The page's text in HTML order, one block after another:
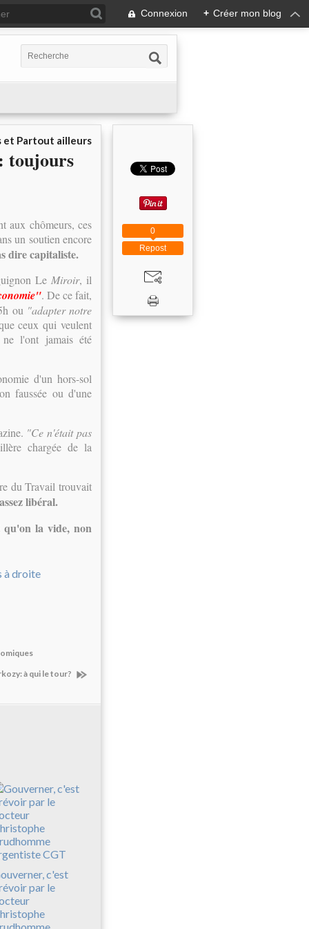
Connexion + Créer mon blog
et Partout ailleurs
toujours
aux chômeurs, ces
un soutien encore
dire capitaliste.
Le Miroir, il
. De ce fait,
ou "adapter notre
ceux qui veulent
l'ont jamais été
d'un hors-sol
faussée ou d'une
"Ce n'était pas
chargée de la
du Travail trouvait
libéral.
qu'on la vide, non
à qui le tour?
c'est
par le
Repost
0